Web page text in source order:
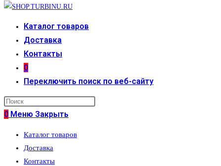
Каталог товаров
Доставка
Контакты
0
Переключить поиск по веб-сайту
0 Меню Закрыть
Каталог товаров
Доставка
Контакты